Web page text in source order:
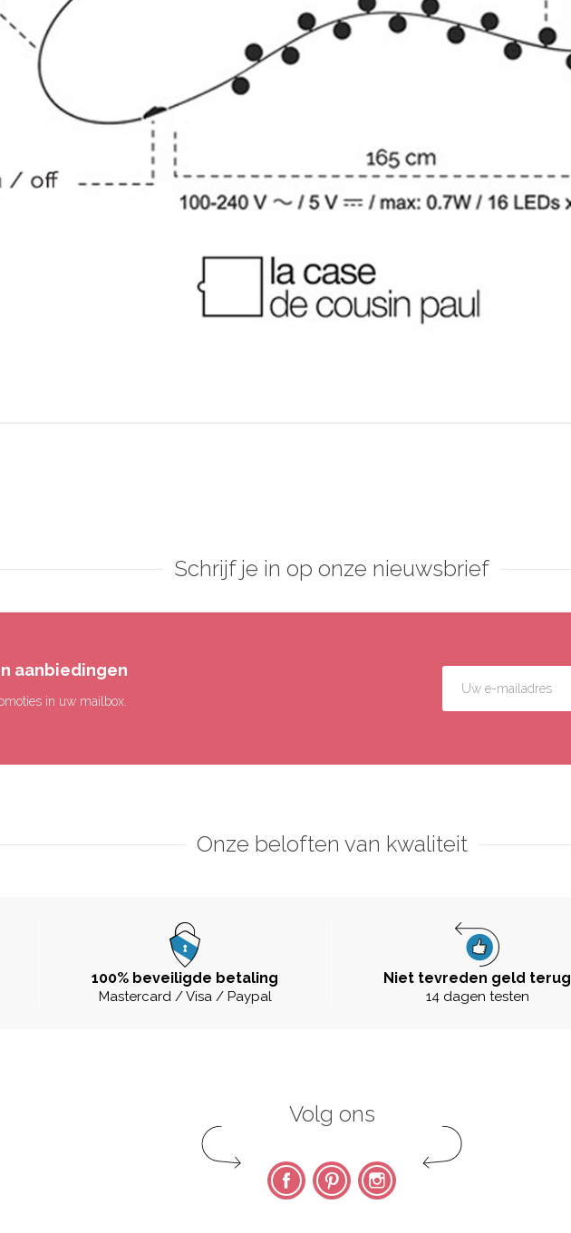
Schrijf je in op onze nieuwsbrief
aanbiedingen
in uw mailbox.
Onze beloften van kwaliteit
100% beveiligde betaling
Mastercard / Visa / Paypal
Niet tevreden geld terug
14 dagen testen
Volg ons
FacebookPinterest Instagram